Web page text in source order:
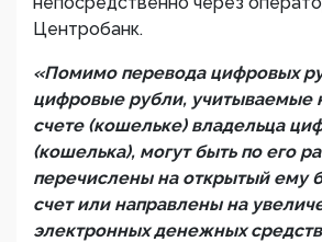
Центробанк.
«Помимо перевода цифровых
цифровые рубли, учитываемые
счете (кошельке) владельца
(кошелька), могут быть по его
перечислены на открытый ему
счет или направлены на
электронных денежных